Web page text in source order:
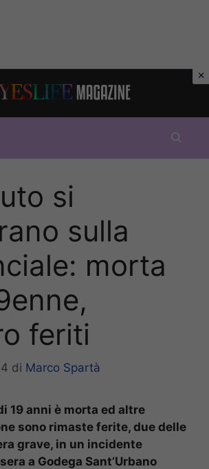
si
sulla
morta
feriti
di Marco Spartà
19 anni è morta ed altre
sono rimaste ferite, due delle
grave, in un incidente
a Godega Sant’Urbano